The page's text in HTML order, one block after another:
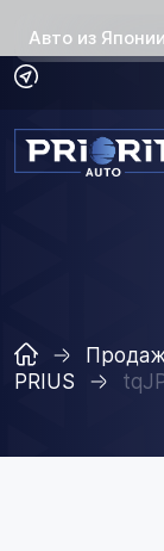
Авто из Японии
PRIUS